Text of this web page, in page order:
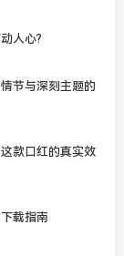
人心?
节与深刻主题的
款口红的真实效
载指南